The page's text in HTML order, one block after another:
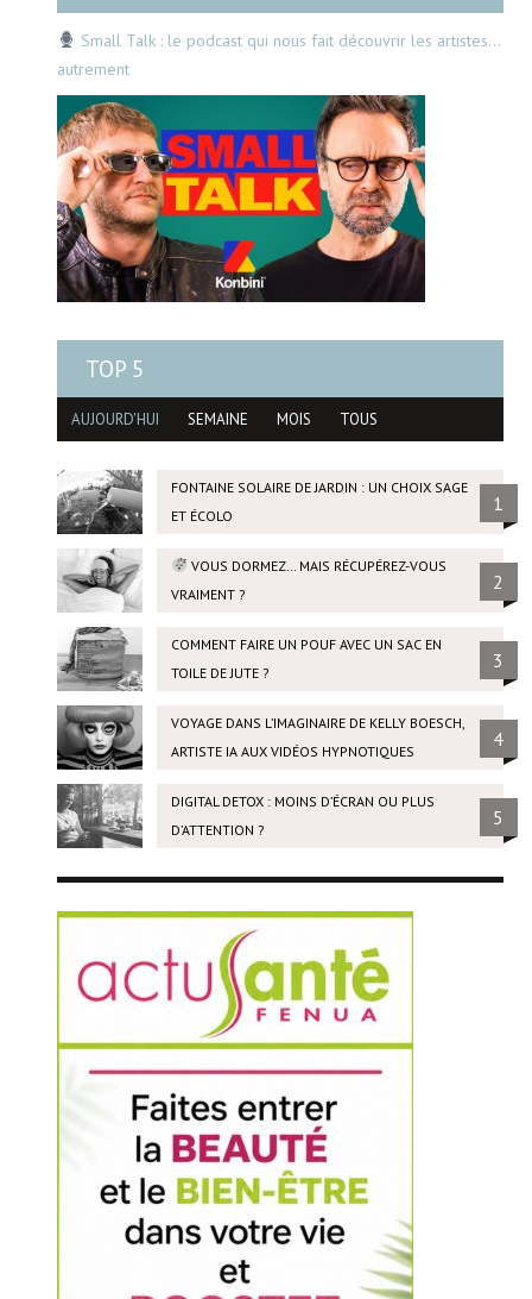
Small Talk : le podcast qui nous fait découvrir les artistes…
autrement
TOP 5
AUJOURD'HUI SEMAINE MOIS TOUS
FONTAINE SOLAIRE DE JARDIN : UN CHOIX SAGE
ET ÉCOLO
1
VOUS DORMEZ… MAIS RÉCUPÉREZ-VOUS
VRAIMENT ?
2
COMMENT FAIRE UN POUF AVEC UN SAC EN
TOILE DE JUTE ?
3
VOYAGE DANS L’IMAGINAIRE DE KELLY BOESCH,
ARTISTE IA AUX VIDÉOS HYPNOTIQUES
4
DIGITAL DETOX : MOINS D’ÉCRAN OU PLUS
D’ATTENTION ?
5